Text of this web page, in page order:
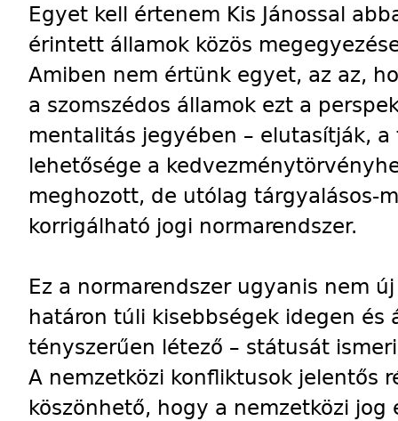
Egyet kell értenem Kis Jánossal
érintett államok közös
Amiben nem értünk egyet, az az,
a szomszédos államok ezt a
mentalitás jegyében – elutasítják,
lehetősége a
meghozott, de utólag tárgyalásos-
korrigálható jogi normarendszer.
Ez a normarendszer ugyanis nem
határon túli kisebbségek idegen és
tényszerűen létező – státusát
A nemzetközi konfliktusok jelentős
köszönhető, hogy a nemzetközi